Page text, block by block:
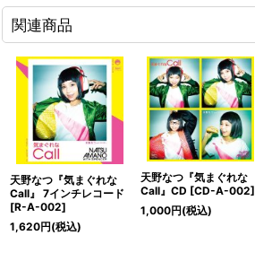
関連商品
天野なつ『気まぐれな
Call』 7インチレコード
[R-A-002]
1,620円(税込)
天野なつ『気まぐれな
Call』CD [CD-A-002]
1,000円(税込)